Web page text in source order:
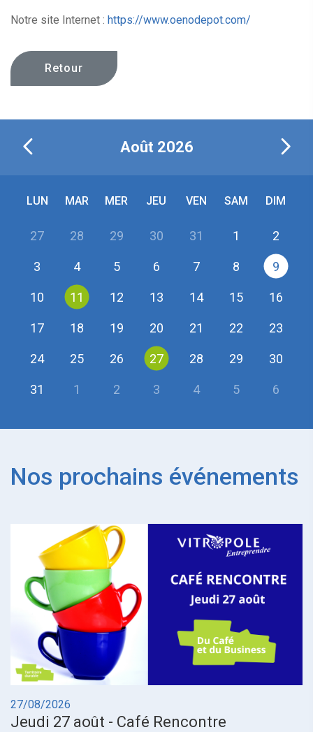
Notre site Internet : https://www.oenodepot.com/
Retour
Août 2026
LUN MAR MER JEU VEN SAM DIM
27 28 29 30 31 1 2
3 4 5 6 7 8 9
10 11 12 13 14 15 16
17 18 19 20 21 22 23
24 25 26 27 28 29 30
31 1 2 3 4 5 6
Nos prochains événements
27/08/2026
Jeudi 27 août - Café Rencontre